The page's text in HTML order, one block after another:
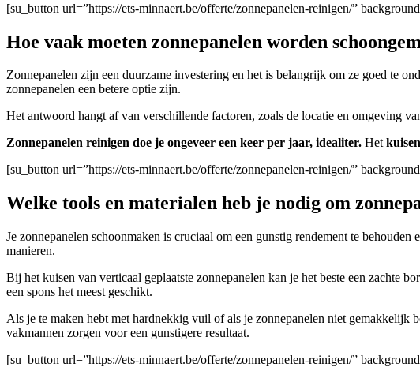
[su_button url=”https://ets-minnaert.be/offerte/zonnepanelen-reinigen/”
Hoe vaak moeten zonnepanelen worden
Zonnepanelen zijn een duurzame investering en het is belangrijk om ze goed te
zonnepanelen een betere optie zijn.
Het antwoord hangt af van verschillende factoren, zoals de locatie en omgeving
Zonnepanelen reinigen doe je ongeveer een keer per jaar, idealiter. Het
[su_button url=”https://ets-minnaert.be/offerte/zonnepanelen-reinigen/”
Welke tools en materialen heb je nodig om
Je zonnepanelen schoonmaken is cruciaal om een gunstig rendement te
manieren.
Bij het kuisen van verticaal geplaatste zonnepanelen kan je het beste een zachte
een spons het meest geschikt.
Als je te maken hebt met hardnekkig vuil of als je zonnepanelen niet gemakkelijk
vakmannen zorgen voor een gunstigere resultaat.
[su_button url=”https://ets-minnaert.be/offerte/zonnepanelen-reinigen/”